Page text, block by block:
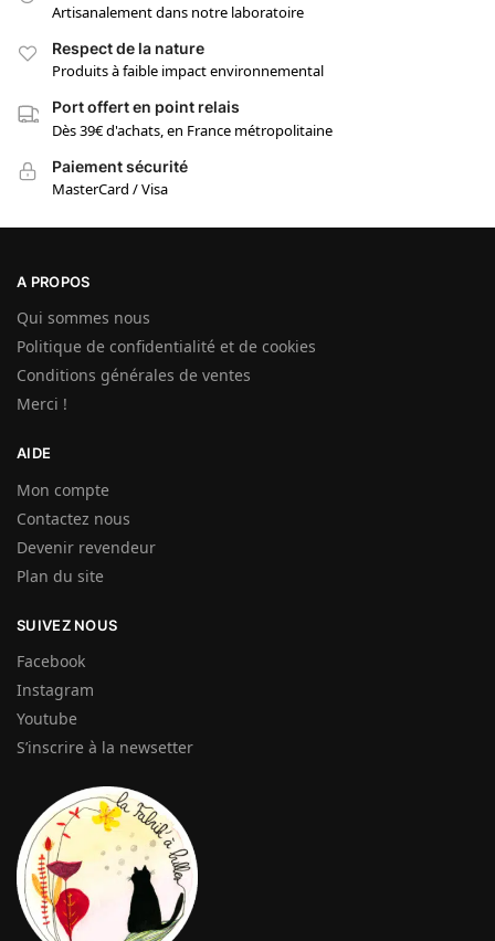
Artisanalement dans notre laboratoire
Respect de la nature
Produits à faible impact environnemental
Port offert en point relais
Dès 39€ d'achats, en France métropolitaine
Paiement sécurité
MasterCard / Visa
A PROPOS
Qui sommes nous
Politique de confidentialité et de cookies
Conditions générales de ventes
Merci !
AIDE
Mon compte
Contactez nous
Devenir revendeur
Plan du site
SUIVEZ NOUS
Facebook
Instagram
Youtube
S’inscrire à la newsetter